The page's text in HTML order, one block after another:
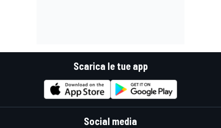
Scarica le tue app
Social media